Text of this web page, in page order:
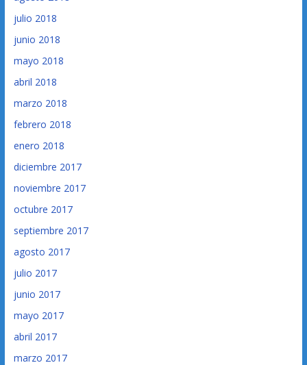
julio 2018
junio 2018
mayo 2018
abril 2018
marzo 2018
febrero 2018
enero 2018
diciembre 2017
noviembre 2017
octubre 2017
septiembre 2017
agosto 2017
julio 2017
junio 2017
mayo 2017
abril 2017
marzo 2017